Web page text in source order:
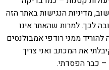
מדיניות הנגישות באתר הזה
לכך. למרות שהאתר אינו
ממני רודפי אמבולנסים
את המכתב ואני צריך
– כבר הפסדתי.